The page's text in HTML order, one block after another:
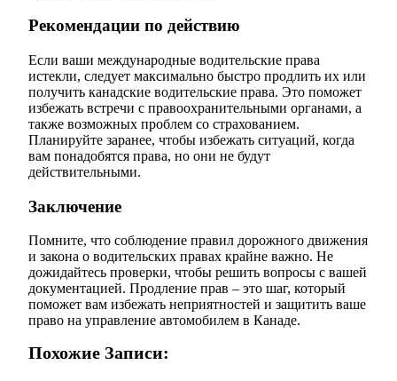
Рекомендации по действию
Если ваши международные водительские права
истекли, следует максимально быстро продлить их или
получить канадские водительские права. Это поможет
избежать встречи с правоохранительными органами, а
также возможных проблем со страхованием.
Планируйте заранее, чтобы избежать ситуаций, когда
вам понадобятся права, но они не будут
действительными.
Заключение
Помните, что соблюдение правил дорожного движения
и закона о водительских правах крайне важно. Не
дожидайтесь проверки, чтобы решить вопросы с вашей
документацией. Продление прав – это шаг, который
поможет вам избежать неприятностей и защитить ваше
право на управление автомобилем в Канаде.
Похожие Записи: